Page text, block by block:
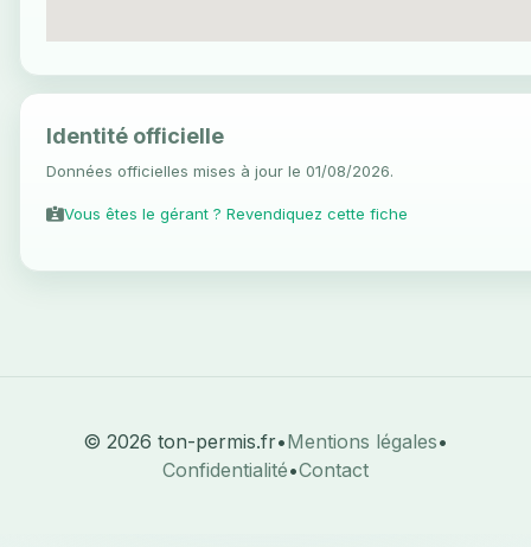
Identité officielle
Données officielles mises à jour le 01/08/2026.
Vous êtes le gérant ? Revendiquez cette fiche
© 2026 ton-permis.fr•Mentions légales•
Confidentialité•Contact